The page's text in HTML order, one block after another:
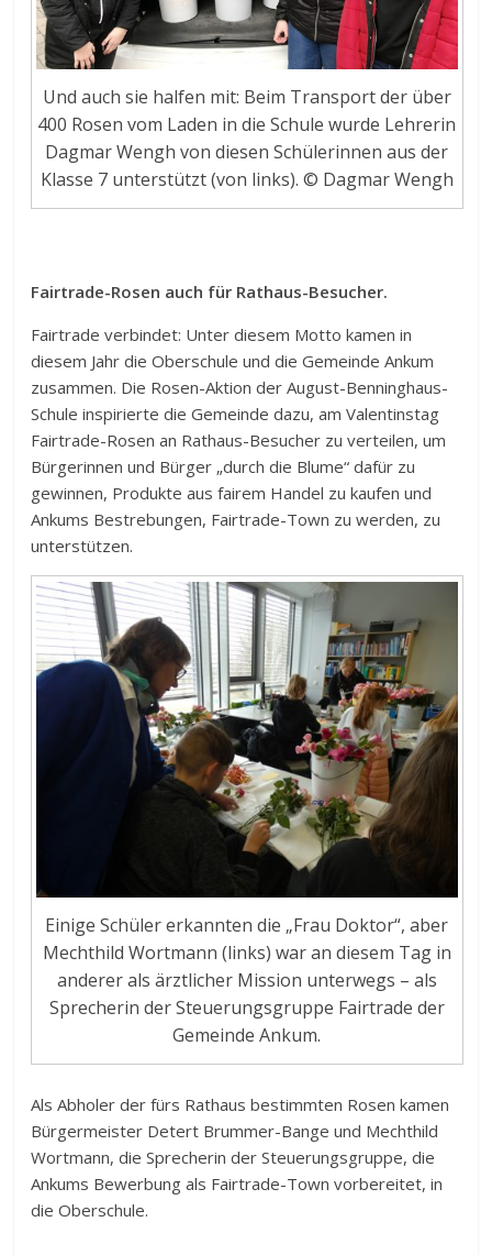
Und auch sie halfen mit: Beim Transport der über
400 Rosen vom Laden in die Schule wurde Lehrerin
Dagmar Wengh von diesen Schülerinnen aus der
Klasse 7 unterstützt (von links). © Dagmar Wengh
Fairtrade-Rosen auch für Rathaus-Besucher.
Fairtrade verbindet: Unter diesem Motto kamen in
diesem Jahr die Oberschule und die Gemeinde Ankum
zusammen. Die Rosen-Aktion der August-Benninghaus-
Schule inspirierte die Gemeinde dazu, am Valentinstag
Fairtrade-Rosen an Rathaus-Besucher zu verteilen, um
Bürgerinnen und Bürger „durch die Blume“ dafür zu
gewinnen, Produkte aus fairem Handel zu kaufen und
Ankums Bestrebungen, Fairtrade-Town zu werden, zu
unterstützen.
Einige Schüler erkannten die „Frau Doktor“, aber
Mechthild Wortmann (links) war an diesem Tag in
anderer als ärztlicher Mission unterwegs – als
Sprecherin der Steuerungsgruppe Fairtrade der
Gemeinde Ankum.
Als Abholer der fürs Rathaus bestimmten Rosen kamen
Bürgermeister Detert Brummer-Bange und Mechthild
Wortmann, die Sprecherin der Steuerungsgruppe, die
Ankums Bewerbung als Fairtrade-Town vorbereitet, in
die Oberschule.